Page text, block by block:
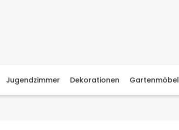
Jugendzimmer Dekorationen Gartenmöbel